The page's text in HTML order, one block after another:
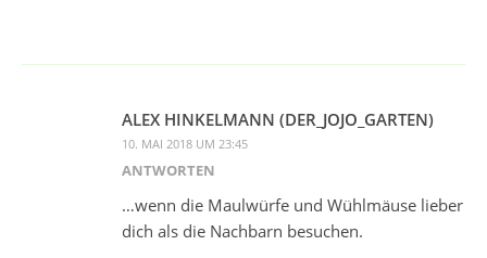
ALEX HINKELMANN (DER_JOJO_GARTEN)
10. MAI 2018 UM 23:45
ANTWORTEN
…wenn die Maulwürfe und Wühlmäuse lieber
dich als die Nachbarn besuchen.